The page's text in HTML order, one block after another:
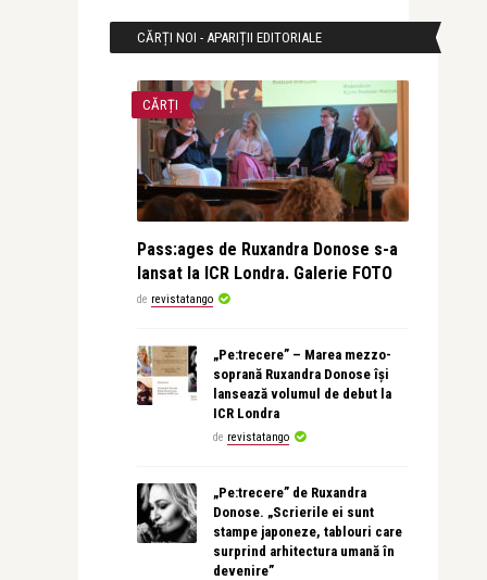
CĂRȚI NOI - APARIȚII EDITORIALE
CĂRȚI
Pass:ages de Ruxandra Donose s-a
lansat la ICR Londra. Galerie FOTO
de revistatango
„Pe:trecere” – Marea mezzo-
soprană Ruxandra Donose își
lansează volumul de debut la
ICR Londra
de revistatango
„Pe:trecere” de Ruxandra
Donose. „Scrierile ei sunt
stampe japoneze, tablouri care
surprind arhitectura umană în
devenire”